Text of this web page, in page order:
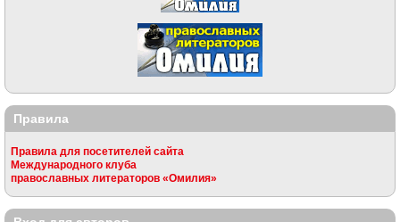
Правила
Правила для посетителей сайта
Международного клуба
православных литераторов «Омилия»